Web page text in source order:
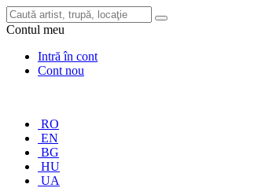
Contul meu
Intră în cont
Cont nou
RO
EN
BG
HU
UA